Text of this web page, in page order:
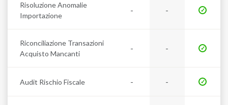
Risoluzione Anomalie
Importazione
- -
Riconciliazione Transazioni
Acquisto Mancanti
- -
Audit Rischio Fiscale - -